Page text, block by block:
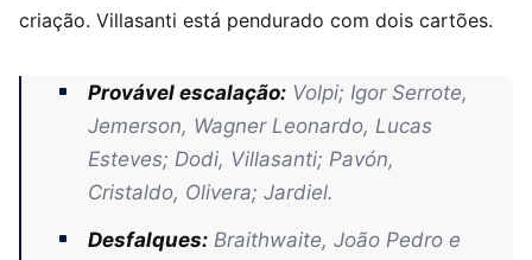
criação. Villasanti está pendurado com dois cartões.
Provável escalação: Volpi; Igor Serrote,
Jemerson, Wagner Leonardo, Lucas
Esteves; Dodi, Villasanti; Pavón,
Cristaldo, Olivera; Jardiel.
Desfalques: Braithwaite, João Pedro e